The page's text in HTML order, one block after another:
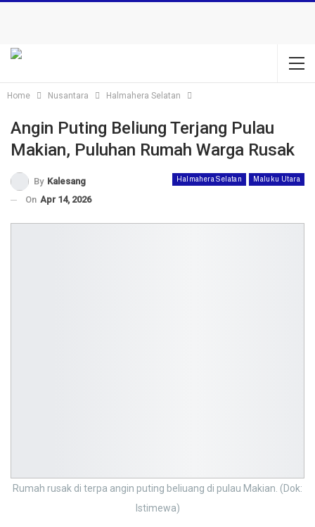
Home Nusantara Halmahera Selatan
Angin Puting Beliung Terjang Pulau
Makian, Puluhan Rumah Warga Rusak
Halmahera Selatan Maluku Utara
By Kalesang
On Apr 14, 2026
Rumah rusak di terpa angin puting beliuang di pulau Makian. (Dok:
Istimewa)